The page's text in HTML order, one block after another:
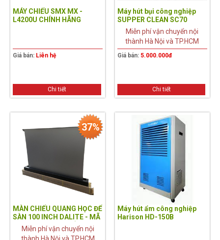
MÁY CHIẾU SMX MX -
L4200U CHÍNH HÃNG
Giá bán: Liên hệ
Chi tiết
Máy hút bụi công nghiệp
SUPPER CLEAN SC70
Miễn phí vận chuyển nội
thành Hà Nội và TP.HCM
Giá bán: 5.000.000đ
Chi tiết
MÀN CHIẾU QUANG HỌC ĐỂ
SÀN 100 INCH DALITE - MÃ
FU100EST-CBSP, TỈ LỆ 16:9
Miễn phí vận chuyển nội
37%
Máy hút ẩm công nghiệp
Harison HD-150B